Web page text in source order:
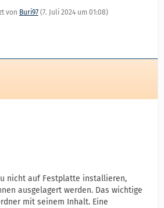
von Buri97 (7. Juli 2024 um 01:08)
nicht auf Festplatte installieren,
ausgelagert werden. Das wichtige
mit seinem Inhalt. Eine